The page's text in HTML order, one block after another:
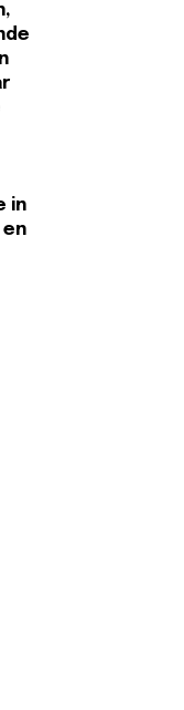
in
en